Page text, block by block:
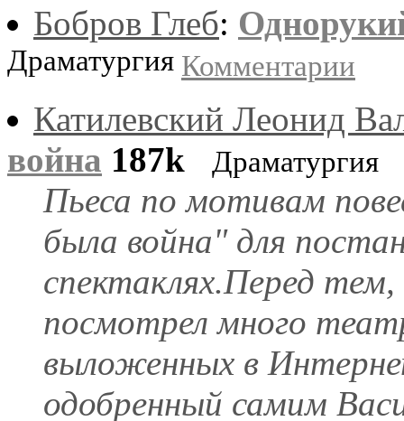
Бобров Глеб:
Драматургия Комментарии
Катилевский Леонид
война 187k Драматургия
Пьеса по мотивам
была война" для
спектаклях.Перед
посмотрел много
выложенных в
одобренный самим